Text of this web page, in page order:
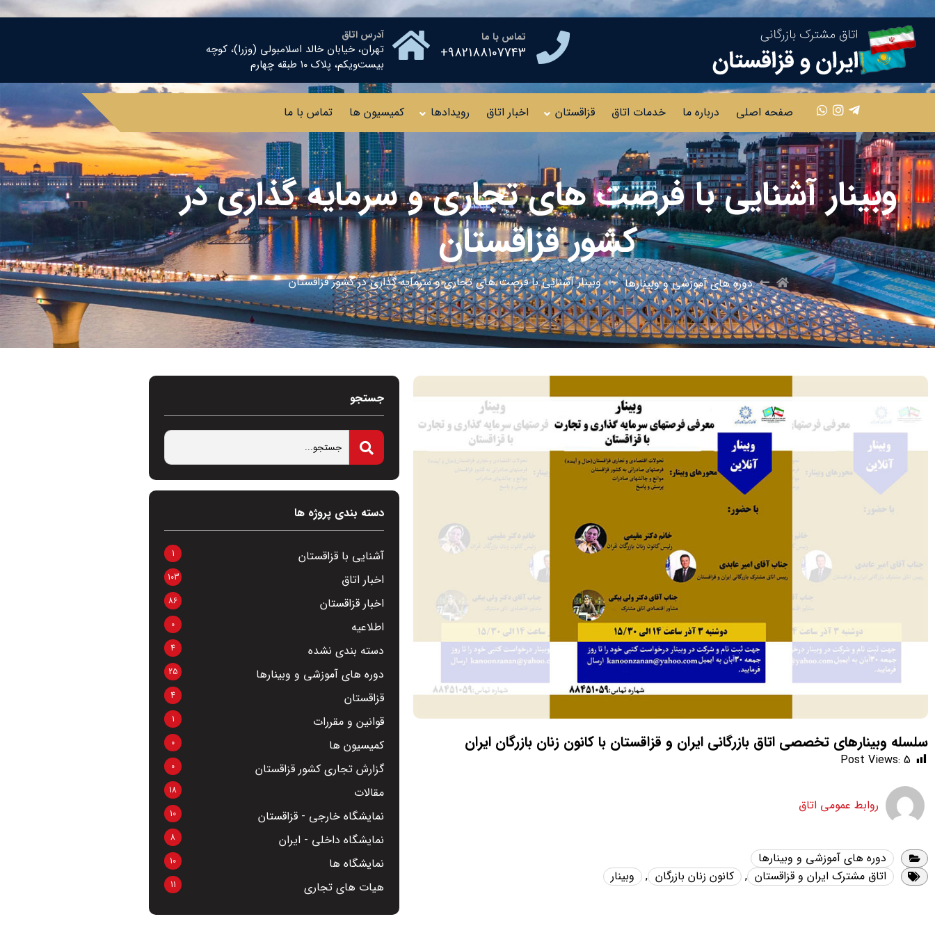
تماس با ما
982188107743+
آدرس اتاق
تهران، خیابان خالد اسلامبولی (وزرا)، کوچه
بیست‌ویکم، پلاک ۱۰ طبقه چهارم
صفحه اصلی درباره ما خدمات اتاق قزاقستان اخبار اتاق رویدادها کمیسیون ها تماس با ما
وبینار آشنایی با فرصت های تجاری و سرمایه گذاری در
کشور قزاقستان
دوره های آموزشی و وبینارها وبینار آشنایی با فرصت های تجاری و سرمایه گذاری در کشور قزاقستان
سلسله وبینارهای تخصصی اتاق بازرگانی ایران و قزاقستان با کانون زنان بازرگان ایران
Post Views: 5
روابط عمومی اتاق
دوره های آموزشی و وبینارها
اتاق مشترک ایران و قزاقستان , کانون زنان بازرگان , وبینار
جستجو
دسته بندی پروژه ها
آشنایی با قزاقستان 1
اخبار اتاق 103
اخبار قزاقستان 86
اطلاعیه 0
دسته بندی نشده 4
دوره های آموزشی و وبینارها 25
قزاقستان 4
قوانین و مقررات 1
کمیسیون ها 0
گزارش تجاری کشور قزاقستان 0
مقالات 18
نمایشگاه خارجی - قزاقستان 10
نمایشگاه داخلی - ایران 8
نمایشگاه ها 10
هیات های تجاری 11